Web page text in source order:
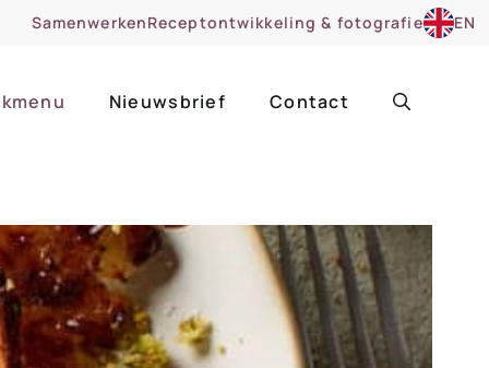
SamenwerkenReceptontwikkeling & fotografie EN
zoet
Nieuwsbrief Contact